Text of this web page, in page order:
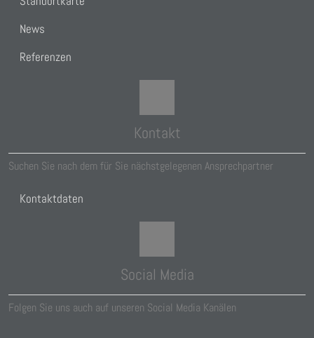
News
Referenzen
Kontakt
Suchen Sie nach dem für Sie nächstgelegenen Ansprechpartner
Kontaktdaten
Social Media
Folgen Sie uns auch auf unseren Social Media Kanälen